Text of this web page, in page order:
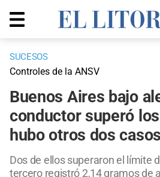
SUCESOS
Controles de la ANSV
Buenos Aires bajo
conductor superó
hubo otros dos
Dos de ellos superaron el límite
tercero registró 2,14 gramos de